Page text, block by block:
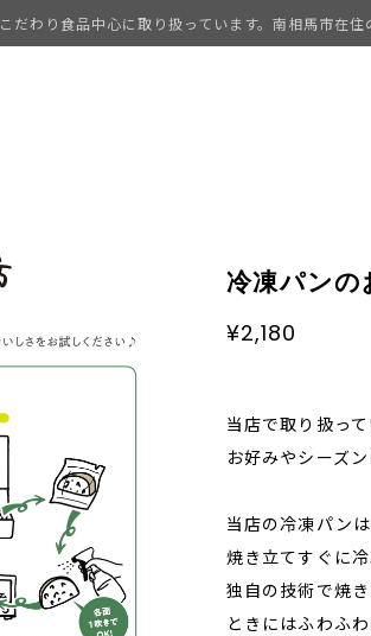
こだわり食品中心に取り扱っています。南相馬市在住
冷凍パンの
¥2,180
当店で取り扱っ
お好みやシーズ
当店の冷凍パン
焼き立てすぐに冷
独自の技術で焼
ときにはふわふ